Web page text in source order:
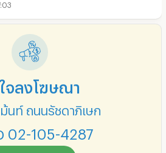
จลงโฆษณา
นท์ ถนนรัชดาภิเษก
02-105-4287